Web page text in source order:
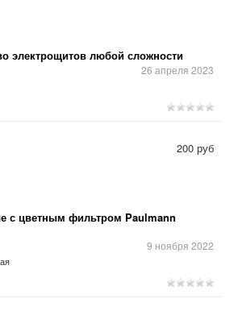
электрощитов любой сложности
26 апреля 2023
с цветным фильтром Paulmann
9 ноября 2022
200 руб